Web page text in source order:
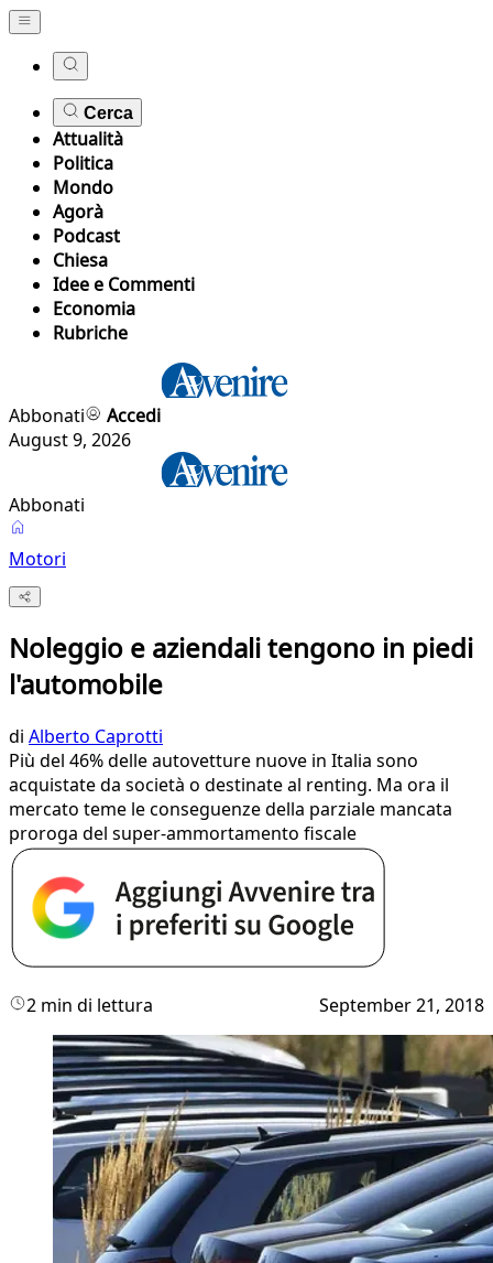
Cerca
Attualità
Politica
Mondo
Agorà
Podcast
Chiesa
Idee e Commenti
Economia
Rubriche
Abbonati
Accedi
August 9, 2026
Abbonati
Motori
Noleggio e aziendali tengono in piedi
l'automobile
di Alberto Caprotti
Più del 46% delle autovetture nuove in Italia sono
acquistate da società o destinate al renting. Ma ora il
mercato teme le conseguenze della parziale mancata
proroga del super-ammortamento fiscale
2 min di lettura September 21, 2018